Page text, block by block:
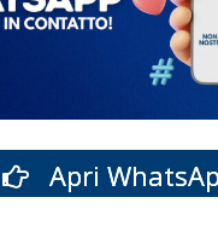
Apri